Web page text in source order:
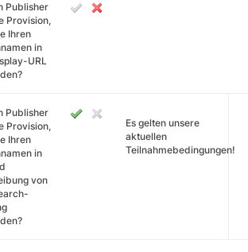
Publisher
Provision,
Ihren
in
URL
Publisher
Provision,
Ihren
in
von
Es gelten unsere
aktuellen
Teilnahmebedingungen!